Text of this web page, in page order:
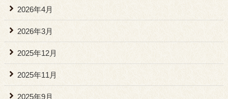
2026年4月
2026年3月
2025年12月
2025年11月
2025年9月